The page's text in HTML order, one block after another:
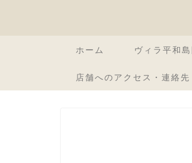
ホーム ヴィラ平和
店舗へのアクセス・連絡先